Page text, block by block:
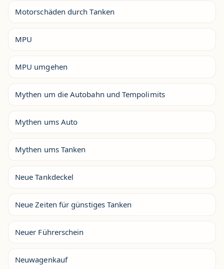
Motorschäden durch Tanken
MPU
MPU umgehen
Mythen um die Autobahn und Tempolimits
Mythen ums Auto
Mythen ums Tanken
Neue Tankdeckel
Neue Zeiten für günstiges Tanken
Neuer Führerschein
Neuwagenkauf